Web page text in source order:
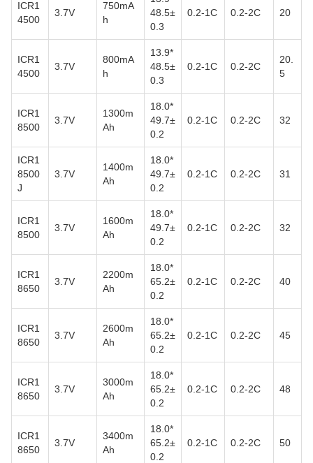
ICR1
4500
3.7V
750mA
h
48.5±
0.3
0.2-1C 0.2-2C 20
ICR1
4500
3.7V
800mA
h
13.9*
48.5±
0.3
0.2-1C 0.2-2C
20.
5
ICR1
8500
3.7V
1300m
Ah
18.0*
49.7±
0.2
0.2-1C 0.2-2C 32
ICR1
8500
J
3.7V
1400m
Ah
18.0*
49.7±
0.2
0.2-1C 0.2-2C 31
ICR1
8500
3.7V
1600m
Ah
18.0*
49.7±
0.2
0.2-1C 0.2-2C 32
ICR1
8650
3.7V
2200m
Ah
18.0*
65.2±
0.2
0.2-1C 0.2-2C 40
ICR1
8650
3.7V
2600m
Ah
18.0*
65.2±
0.2
0.2-1C 0.2-2C 45
ICR1
8650
3.7V
3000m
Ah
18.0*
65.2±
0.2
0.2-1C 0.2-2C 48
ICR1
8650
3.7V
3400m
Ah
18.0*
65.2±
0.2
0.2-1C 0.2-2C 50